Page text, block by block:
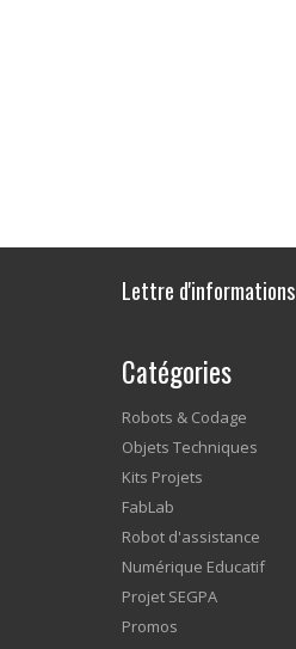
Lettre d'informations
Catégories
Robots & Codage
Objets Techniques
Kits Projets
FabLab
Robot d'assistance
Numérique Educatif
Projet SEGPA
Promos